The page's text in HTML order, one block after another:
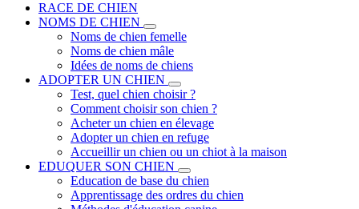
RACE DE CHIEN
NOMS DE CHIEN
Noms de chien femelle
Noms de chien mâle
Idées de noms de chiens
ADOPTER UN CHIEN
Test, quel chien choisir ?
Comment choisir son chien ?
Acheter un chien en élevage
Adopter un chien en refuge
Accueillir un chien ou un chiot à la maison
EDUQUER SON CHIEN
Education de base du chien
Apprentissage des ordres du chien